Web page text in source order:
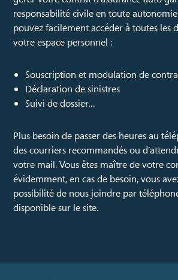
responsabilité civile en toute
pouvez facilement accéder à toutes les
votre espace personnel :
Souscription et modulation de
Déclaration de sinistres
Suivi de dossier…
Plus besoin de passer des heures au
des courriers recommandés ou
votre mail. Vous êtes maître de votre
évidemment, en cas de besoin, vous
possibilité de nous joindre par
disponible sur le site.